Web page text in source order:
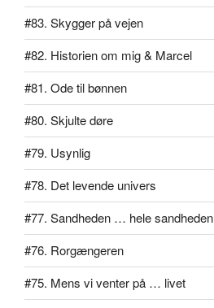
#83. Skygger på vejen
#82. Historien om mig & Marcel
#81. Ode til bønnen
#80. Skjulte døre
#79. Usynlig
#78. Det levende univers
#77. Sandheden … hele sandheden
#76. Rorgængeren
#75. Mens vi venter på … livet